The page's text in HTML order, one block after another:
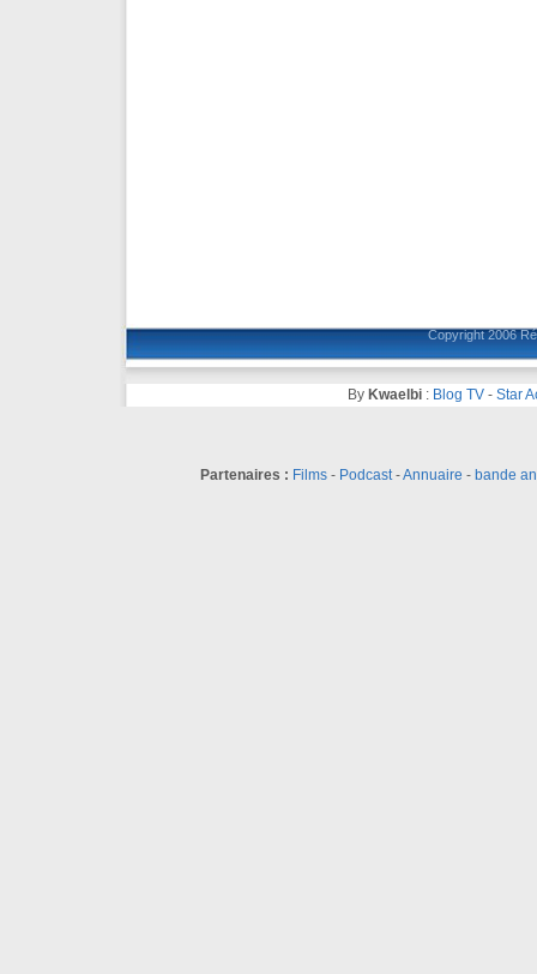
Copyright 2006
By Kwaelbi : Blog TV - Star
Partenaires : Films- Podcast-Annuaire - bande